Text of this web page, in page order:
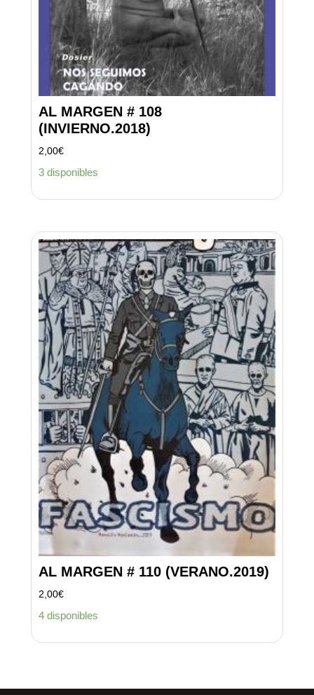
AL MARGEN # 108
(INVIERNO.2018)
2,00€
3 disponibles
AL MARGEN # 110 (VERANO.2019)
2,00€
4 disponibles